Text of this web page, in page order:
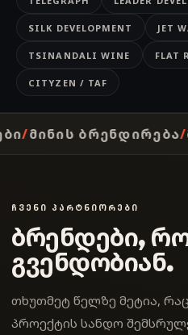
SILK DEVELOPMENT JET
TSINANDALI WINE FLAT
CITYZEN / TAF
ᲛᲐᲜᲥᲐᲜᲘᲡ
ᲩᲕᲔᲜᲘ ᲞᲐᲠᲢᲜᲘᲝᲠᲔᲑᲘ
ბრენდები,
გვენდობიან.
თხუთმეტ წელზე მეტია,
პროექტის სანდო